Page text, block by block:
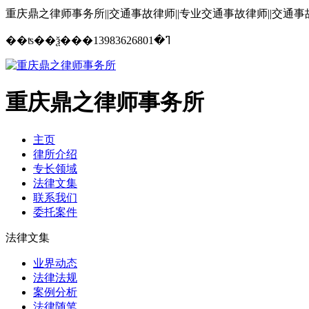
重庆鼎之律师事务所||交通事故律师||专业交通事故律师||交通事
��ʦ��ѯ���ߣ�13983626801
重庆鼎之律师事务所
主页
律所介绍
专长领域
法律文集
联系我们
委托案件
法律文集
业界动态
法律法规
案例分析
法律随笔